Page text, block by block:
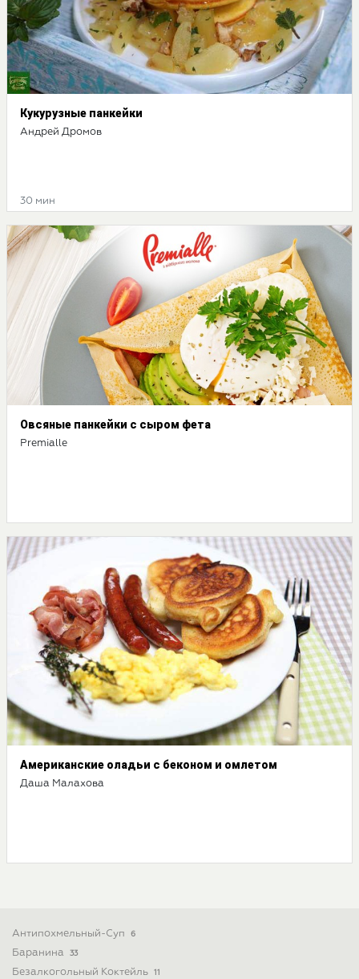
Кукурузные панкейки
Андрей Дромов
30 мин
Овсяные панкейки с сыром фета
Premialle
Американские оладьи с беконом и омлетом
Даша Малахова
Антипохмельный-Суп 6
Баранина 33
Безалкогольный Коктейль 11